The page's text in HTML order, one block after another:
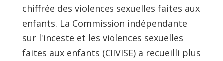
chiffrée des violences sexuelles faites aux
enfants. La Commission indépendante
sur l'inceste et les violences sexuelles
faites aux enfants (CIIVISE) a recueilli plus